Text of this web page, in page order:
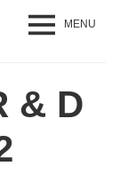
MENU
& D